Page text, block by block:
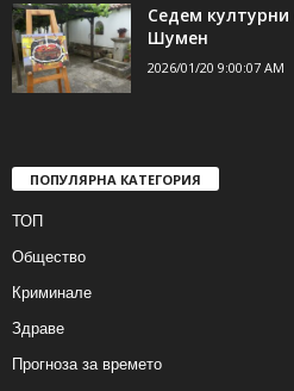
Седем
Шумен
2026/01/20 9:00:07 AM
ПОПУЛЯРНА КАТЕГОРИЯ
ТОП
Общество
Криминале
Здраве
Прогноза за времето